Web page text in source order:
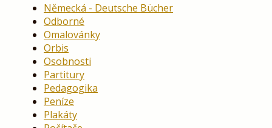
Německá - Deutsche Bücher
Odborné
Omalovánky
Orbis
Osobnosti
Partitury
Pedagogika
Peníze
Plakáty